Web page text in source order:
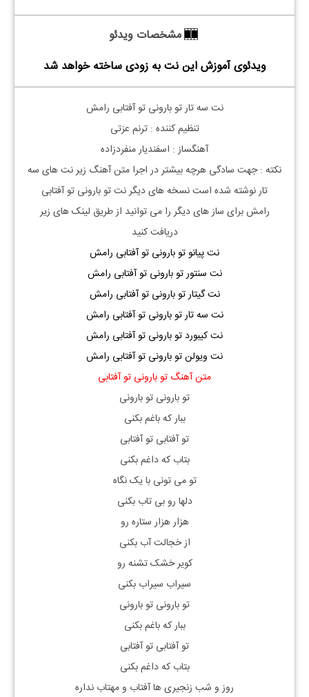
مشخصات ویدئو
ویدئوی آموزش این نت به زودی ساخته خواهد شد
نت سه تار تو بارونی تو آفتابی رامش
تنظیم کننده : ترنم عزتی
آهنگساز : اسفندیار منفردزاده
نکته : جهت سادگی هرچه بیشتر در اجرا متن آهنگ زیر نت های سه
تار نوشته شده است نسخه های دیگر نتتو بارونی تو آفتابی
رامشبرای ساز های دیگر را می توانید از طریق لینک های زیر
دریافت کنید
نت پیانو تو بارونی تو آفتابی رامش
نت سنتور تو بارونی تو آفتابی رامش
نت گیتار تو بارونی تو آفتابی رامش
نت سه تار تو بارونی تو آفتابی رامش
نت کیبورد تو بارونی تو آفتابی رامش
نت ویولن تو بارونی تو آفتابی رامش
متن آهنگ تو بارونی تو آفتابی
تو بارونی تو بارونی
ببار که باغم بکنی
تو آفتابی تو آفتابی
بتاب که داغم بکنی
تو می تونی با یک نگاه
دلها رو بی تاب بکنی
هزار هزار ستاره رو
از خجالت آب بکنی
کویر خشک تشنه رو
سیراب سیراب بکنی
تو بارونی تو بارونی
ببار که باغم بکنی
تو آفتابی تو آفتابی
بتاب که داغم بکنی
روز و شب زنجیری ها آفتاب و مهتاب نداره